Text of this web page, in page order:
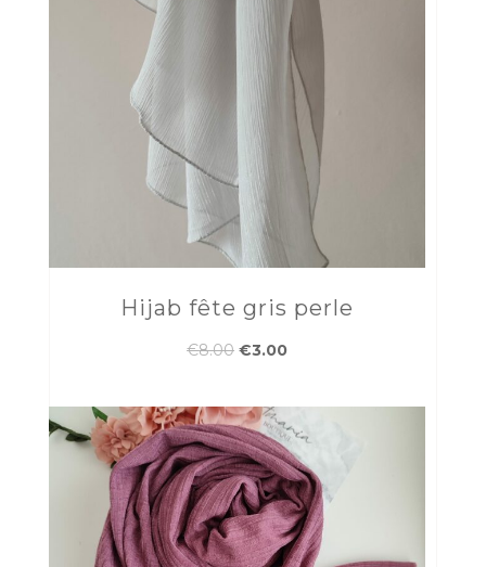
Hijab fête gris perle
€8.00 Le
était :
€8.00.
€3.00Le
est :
€3.00.